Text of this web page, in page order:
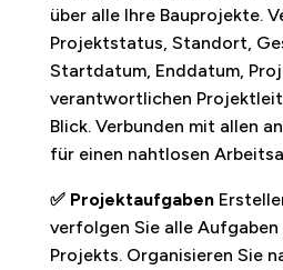
über alle Ihre Bauprojekte.
Projektstatus, Standort,
Startdatum, Enddatum,
verantwortlichen
Blick. Verbunden mit allen
für einen nahtlosen
✅ Projektaufgaben
verfolgen Sie alle Aufgaben
Projekts. Organisieren Sie